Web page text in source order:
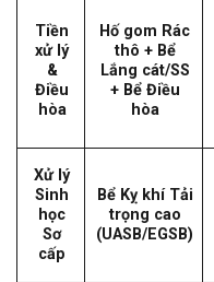
Tiền
xử lý
&
Điều
hòa
Hố gom Rác
thô + Bể
Lắng cát/SS
+ Bể Điều
hòa
Xử lý
Sinh
học
Sơ
cấp
Bể Kỵ khí Tải
trọng cao
(UASB/EGSB)